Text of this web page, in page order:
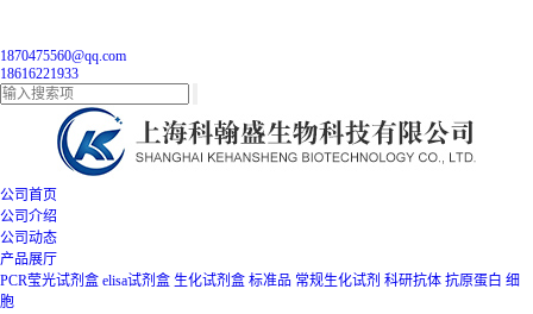
1870475560@qq.com
18616221933
公司首页
公司介绍
公司动态
产品展厅
PCR莹光试剂盒 elisa试剂盒 生化试剂盒 标准品 常规生化试剂 科研抗体 抗原蛋白 细
胞